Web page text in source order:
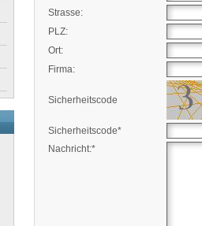
Strasse:
PLZ:
Ort:
Firma:
Sicherheitscode
Sicherheitscode*
Nachricht:*